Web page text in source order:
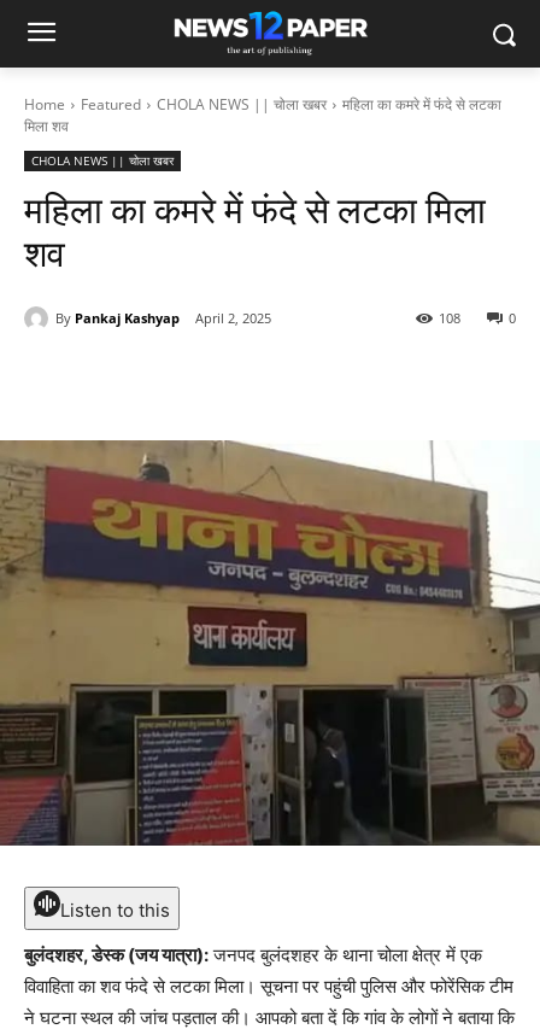
Home Featured CHOLA NEWS || चोला खबर
महिला का कमरे में फंदे से लटका
मिला शव
CHOLA NEWS || चोला खबर
महिला का कमरे में फंदे से लटका मिला
शव
By Pankaj Kashyap April 2, 2025 0
108
Listen to this
बुलंदशहर, डेस्क (जय यात्रा):जनपद बुलंदशहर के थाना चोला क्षेत्र में एक
विवाहिता का शव फंदे से लटका मिला। सूचना पर पहुंची पुलिस और फोरेंसिक टीम
ने घटना स्थल की जांच पड़ताल की। आपको बता दें कि गांव के लोगों ने बताया कि